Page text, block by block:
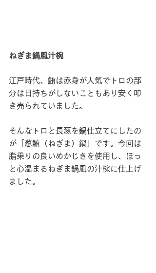
ねぎま鍋風汁椀
江戸時代、鮪は赤身が人気でトロの部
分は日持ちがしないこともあり安く叩
き売られていました。
そんなトロと長葱を鍋仕立てにしたの
が「葱鮪（ねぎま）鍋」です。今回は
脂乗りの良いめかじきを使用し、ほっ
と心温まるねぎま鍋風の汁椀に仕上げ
ました。